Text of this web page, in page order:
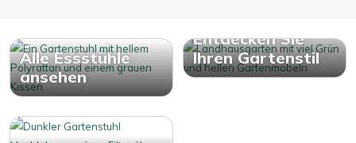
Alle Essstühle
ansehen
Entdecken Sie
Ihren Gartenstil